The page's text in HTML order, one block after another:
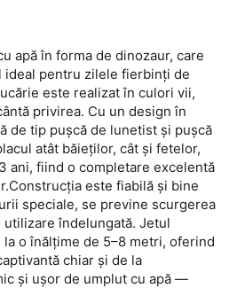
apă în forma de dinozaur, care
ideal pentru zilele fierbinți de
este realizat în culori vii,
privirea. Cu un design în
de tip pușcă de lunetist și pușcă
atât băieților, cât și fetelor,
ani, fiind o completare excelentă
este fiabilă și bine
speciale, se previne scurgerea
utilizare îndelungată. Jetul
o înălțime de 5–8 metri, oferind
chiar și de la
și ușor de umplut cu apă —